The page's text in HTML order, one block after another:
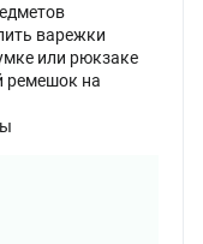
варежки
или рюкзаке
ремешок на